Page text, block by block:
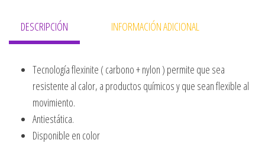
DESCRIPCIÓN INFORMACIÓN ADICIONAL
Tecnología flexinite ( carbono + nylon ) permite que sea
resistente al calor, a productos químicos y que sean flexible al
movimiento.
Antiestática.
Disponible en color